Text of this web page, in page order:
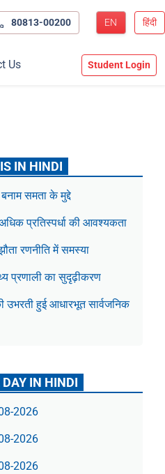
80813-00200 EN हिंदी
Us Student Login
IN HINDI
समता के मुद्दे
प्रतिस्पर्धा की आवश्यकता
रणनीति में समस्या
प्रणाली का सुदृढ़ीकरण
उभरती हुई आधारभूत सार्वजनिक
IN HINDI
2026
2026
2026